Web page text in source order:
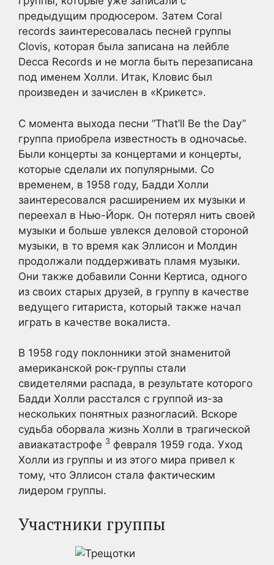
предыдущим продюсером. Затем Coral
records заинтересовалась песней группы
Clovis, которая была записана на лейбле
Decca Records и не могла быть перезаписана
под именем Холли. Итак, Кловис был
произведен и зачислен в «Крикетс».
С момента выхода песни “That’ll Be the Day”
группа приобрела известность в одночасье.
Были концерты за концертами и концерты,
которые сделали их популярными. Со
временем, в 1958 году, Бадди Холли
заинтересовался расширением их музыки и
переехал в Нью-Йорк. Он потерял нить своей
музыки и больше увлекся деловой стороной
музыки, в то время как Эллисон и Молдин
продолжали поддерживать пламя музыки.
Они также добавили Сонни Кертиса, одного
из своих старых друзей, в группу в качестве
ведущего гитариста, который также начал
играть в качестве вокалиста.
В 1958 году поклонники этой знаменитой
американской рок-группы стали
свидетелями распада, в результате которого
Бадди Холли расстался с группой из-за
нескольких понятных разногласий. Вскоре
судьба оборвала жизнь Холли в трагической
авиакатастрофе 3 февраля 1959 года. Уход
Холли из группы и из этого мира привел к
тому, что Эллисон стала фактическим
лидером группы.
Участники группы